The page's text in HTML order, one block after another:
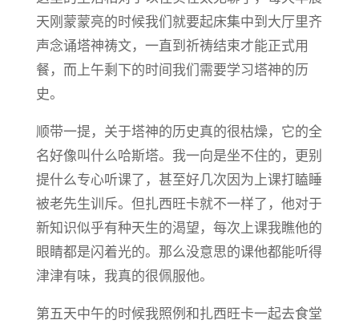
天刚蒙蒙亮的时候我们就要起床集中到大厅里齐
声念诵塔神祷文，一直到祈祷结束才能正式用
餐，而上午剩下的时间我们需要学习塔神的历
史。
顺带一提，关于塔神的历史真的很枯燥，它的全
名好像叫什么哈斯塔。我一向是坐不住的，更别
提什么专心听课了，甚至好几次因为上课打瞌睡
被老先生训斥。但扎西旺卡就不一样了，他对于
新知识似乎有种天生的渴望，每次上课我瞧他的
眼睛都是闪着光的。那么没意思的课他都能听得
津津有味，我真的很佩服他。
第五天中午的时候我照例和扎西旺卡一起去食堂